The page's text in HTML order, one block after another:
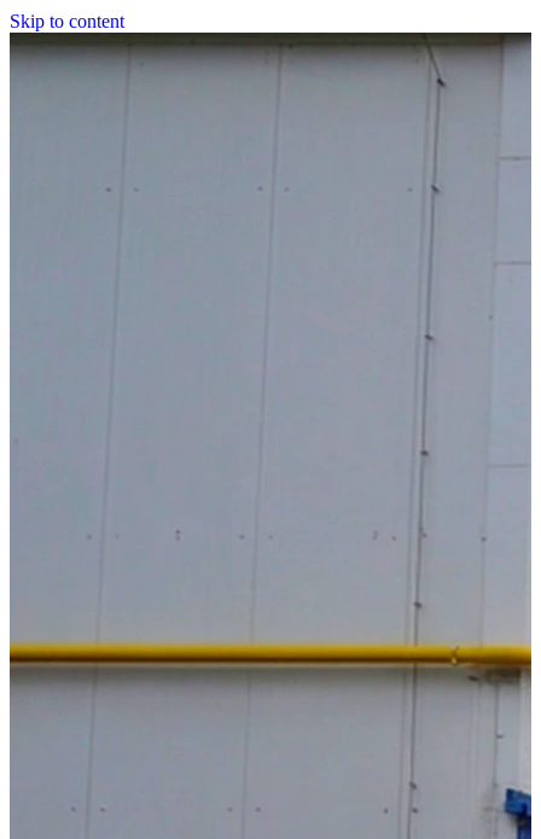
Skip to content